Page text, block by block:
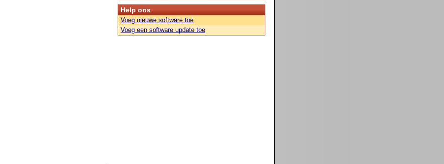
Help ons
Voeg nieuwe software toe
Voeg een software update toe